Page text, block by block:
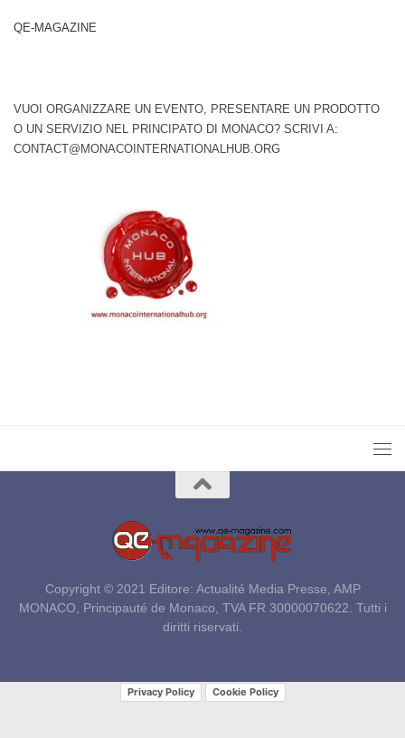
QE-MAGAZINE
VUOI ORGANIZZARE UN EVENTO, PRESENTARE UN PRODOTTO
O UN SERVIZIO NEL PRINCIPATO DI MONACO? SCRIVI A:
CONTACT@MONACOINTERNATIONALHUB.ORG
Copyright © 2021 Editore: Actualité Media Presse, AMP
MONACO, Principauté de Monaco, TVA FR 30000070622. Tutti i
diritti riservati.
Privacy Policy Cookie Policy